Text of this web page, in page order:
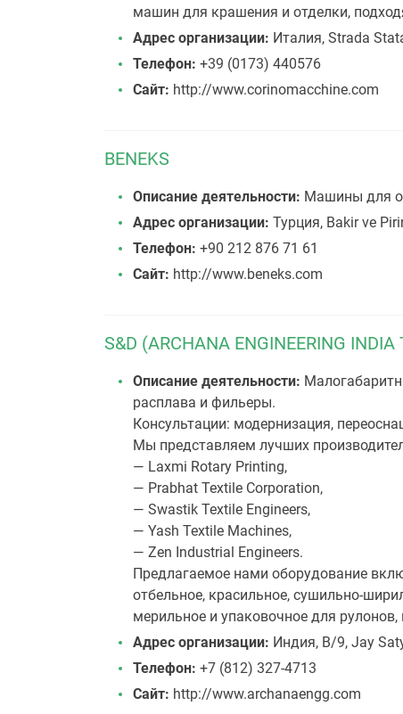
машин для крашения и отделки,
Адрес организации: Италия, Strada
Телефон: +39 (0173) 440576
Сайт: http://www.corinomacchine.com
BENEKS
Описание деятельности: Машины для
Адрес организации: Турция, Bakir ve
Телефон: +90 212 876 71 61
Сайт: http://www.beneks.com
S&D (ARCHANA ENGINEERING INDIA
Описание деятельности:
расплава и фильеры.
Консультации: модернизация,
Мы представляем лучших
— Laxmi Rotary Printing,
— Prabhat Textile Corporation,
— Swastik Textile Engineers,
— Yash Textile Machines,
— Zen Industrial Engineers.
Предлагаемое нами оборудование
отбельное, красильное, сушильно-
мерильное и упаковочное для
Адрес организации: Индия, B/9, Jay
Телефон: +7 (812) 327-4713
Сайт: http://www.archanaengg.com